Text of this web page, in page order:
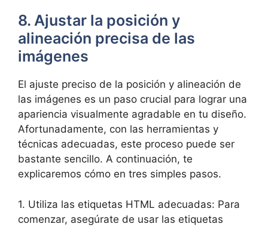
8. Ajustar la posición y
alineación precisa de las
imágenes
El ajuste preciso de la posición y alineación de
las imágenes es un paso crucial para lograr una
apariencia visualmente agradable en tu diseño.
Afortunadamente, con las herramientas y
técnicas adecuadas, este proceso puede ser
bastante sencillo. A continuación, te
explicaremos cómo en tres simples pasos.
1. Utiliza las etiquetas HTML adecuadas: Para
comenzar, asegúrate de usar las etiquetas